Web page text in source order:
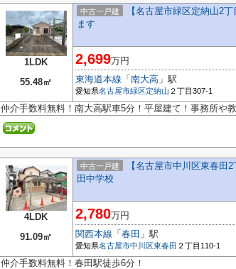
1LDK
55.48㎡
中古一戸建
【名古屋市緑区定納山2
ます
2,699万円
東海道本線 「 南大高 」駅
愛知県名古屋市緑区定納山 ２丁目307-1
仲介手数料無料！南大高駅車5分！平屋建て！事務所や
4LDK
91.09㎡
中古一戸建
【名古屋市中川区東春田
田中学校
2,780万円
関西本線 「 春田 」駅
愛知県名古屋市中川区東春田 ２丁目110-1
仲介手数料無料！春田駅徒歩6分！